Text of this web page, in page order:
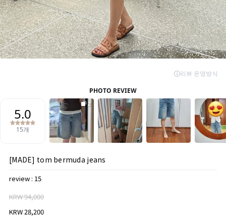
[MADE] tom bermuda jeans
review : 15
KRW 94,000
KRW 28,200